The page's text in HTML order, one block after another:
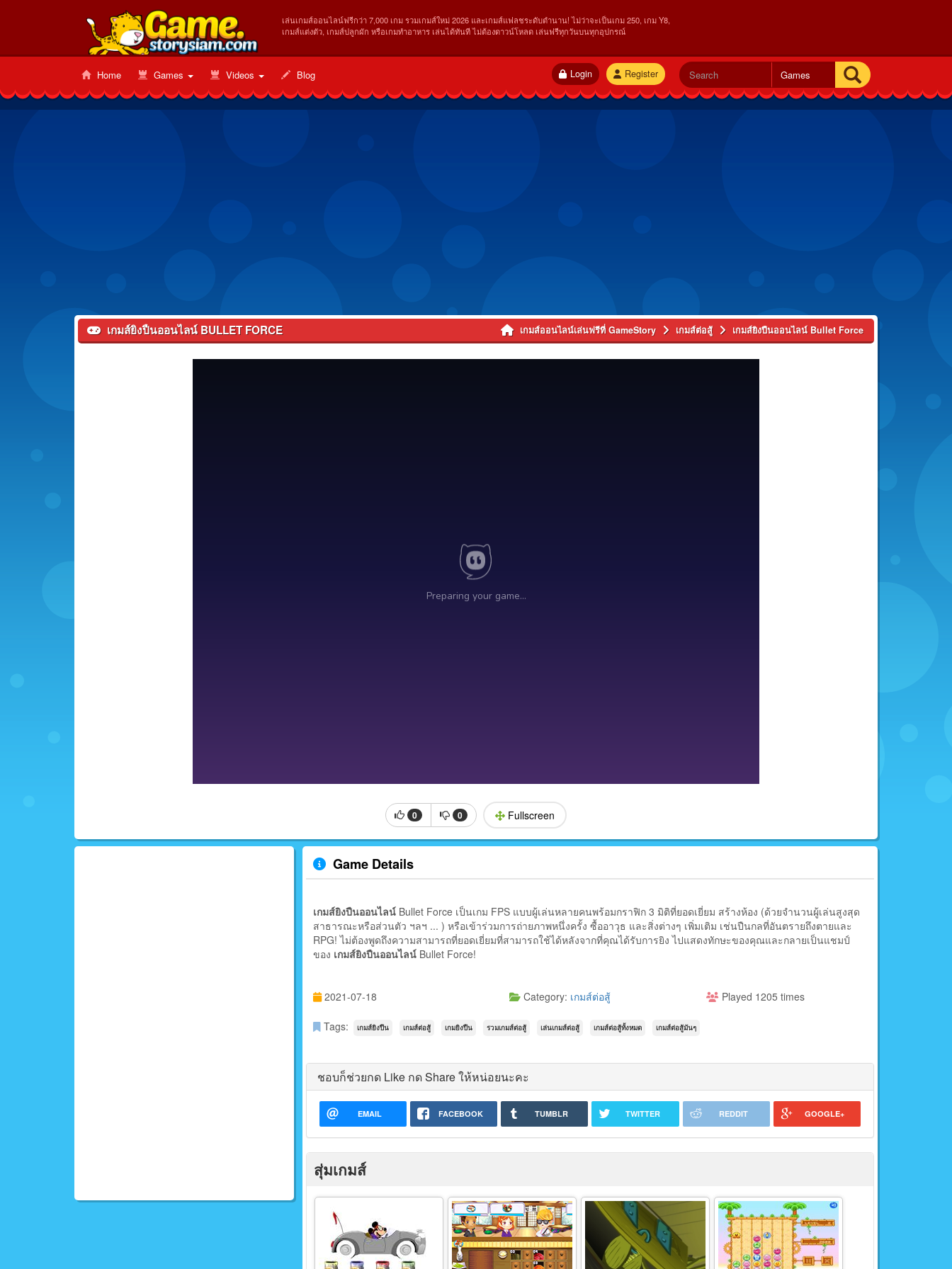
เล่นเกมส์ออนไลน์ฟรีกว่า 7,000 เกม รวมเกมส์ใหม่ 2026 และเกมส์แฟลชระดับตำนาน! ไม่ว่าจะเป็นเกม 250, เกม Y8,
เกมส์แต่งตัว, เกมส์ปลูกผัก หรือเกมทำอาหาร เล่นได้ทันที ไม่ต้องดาวน์โหลด เล่นฟรีทุกวันบนทุกอุปกรณ์
Register
Login
Home Games Videos Blog
เกมส์ยิงปืนออนไลน์ BULLET FORCE เกมส์ออนไลน์เล่นฟรีที่ GameStory เกมส์ต่อสู้ เกมส์ยิงปืนออนไลน์ Bullet Force
0 0 Fullscreen
Game Details
เกมส์ยิงปืนออนไลน์ Bullet Force เป็นเกม FPS แบบผู้เล่นหลายคนพร้อมกราฟิก 3 มิติที่ยอดเยี่ยม สร้างห้อง (ด้วยจำนวนผู้เล่นสูงสุด
สาธารณะหรือส่วนตัว ฯลฯ ... ) หรือเข้าร่วมการถ่ายภาพหนึ่งครั้ง ซื้ออาวุธ และสิ่งต่างๆ เพิ่มเติม เช่นปืนกลที่อันตรายถึงตายและ
RPG! ไม่ต้องพูดถึงความสามารถที่ยอดเยี่ยมที่สามารถใช้ได้หลังจากที่คุณได้รับการยิง ไปแสดงทักษะของคุณและกลายเป็นแชมป์
ของ เกมส์ยิงปืนออนไลน์ Bullet Force!
2021-07-18 Category: เกมส์ต่อสู้ Played 1205 times
Tags: เกมส์ยิงปืน เกมส์ต่อสู้ เกมยิงปืน รวมเกมส์ต่อสู้ เล่นเกมส์ต่อสู้ เกมส์ต่อสู้ทั้งหมด เกมส์ต่อสู้มันๆ
ชอบก็ช่วยกด Like กด Share ให้หน่อยนะคะ
EMAIL FACEBOOK TUMBLR TWITTER REDDIT GOOGLE+
สุ่มเกมส์